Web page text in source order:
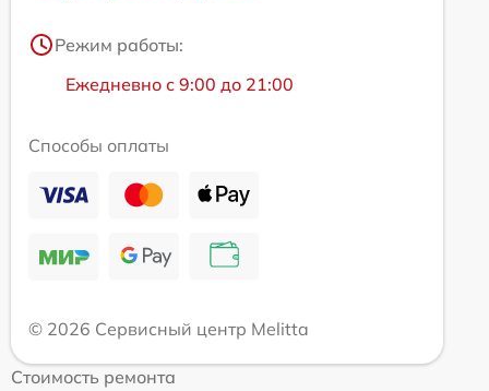
Режим работы:
Ежедневно с 9:00 до 21:00
Способы оплаты
© 2026 Сервисный центр Melitta
Стоимость ремонта